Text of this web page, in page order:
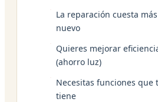
La reparación cuesta
nuevo
Quieres mejorar
(ahorro luz)
Necesitas funciones
tiene